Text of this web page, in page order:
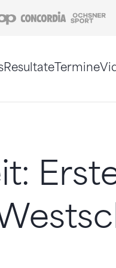
Coop
ResultateTermine